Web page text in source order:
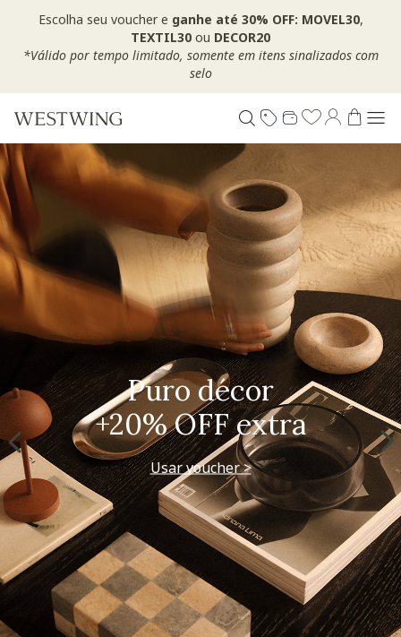
Escolha seu voucher e ganhe até 30% OFF: MOVEL30,
TEXTIL30 ou DECOR20
*Válido por tempo limitado, somente em itens sinalizados com
selo
Puro décor
+20% OFF extra
Usar voucher >